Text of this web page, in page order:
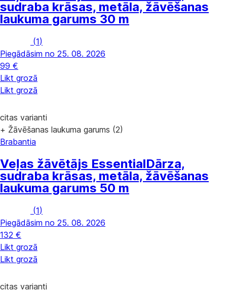
sudraba krāsas, metāla, žāvēšanas
laukuma garums 30 m
(1)
Piegādāsim no 25. 08. 2026
99 €
Likt grozā
Likt grozā
citas varianti
+ Žāvēšanas laukuma garums (2)
Brabantia
Veļas žāvētājs EssentialDārza,
sudraba krāsas, metāla, žāvēšanas
laukuma garums 50 m
(1)
Piegādāsim no 25. 08. 2026
132 €
Likt grozā
Likt grozā
citas varianti